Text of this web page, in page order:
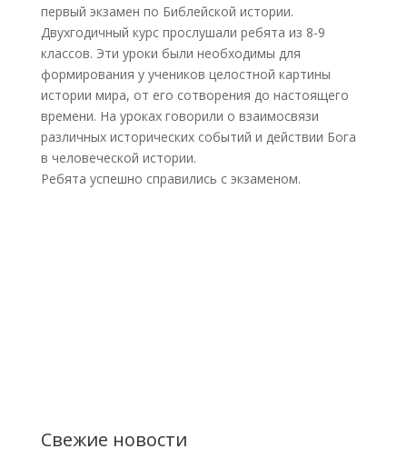
первый экзамен по Библейской истории.
Двухгодичный курс прослушали ребята из 8-9
классов. Эти уроки были необходимы для
формирования у учеников целостной картины
истории мира, от его сотворения до настоящего
времени. На уроках говорили о взаимосвязи
различных исторических событий и действии Бога
в человеческой истории.
Ребята успешно справились с экзаменом.
Свежие новости